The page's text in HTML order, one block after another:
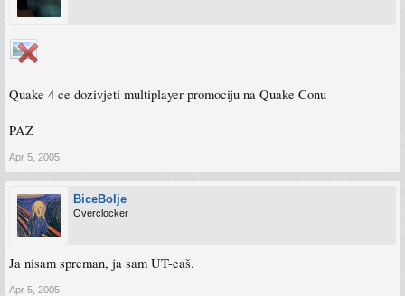
Quake 4 ce dozivjeti multiplayer promociju na Quake Conu
PAZ
Apr 5, 2005
BiceBolje
Overclocker
Ja nisam spreman, ja sam UT-eaš.
Apr 5, 2005